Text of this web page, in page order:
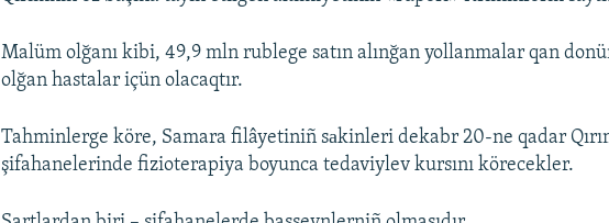
Malüm olğanı kibi, 49,9 mln rublege satın alınğan yollanmalar qan
olğan hastalar içün olacaqtır.
Tahminlerge köre, Samara filâyetiniñ sаkinleri dekabr 20-ne qadar
şifahanelerinde fizioterapiya boyunca tedaviylev kursını körecekler.